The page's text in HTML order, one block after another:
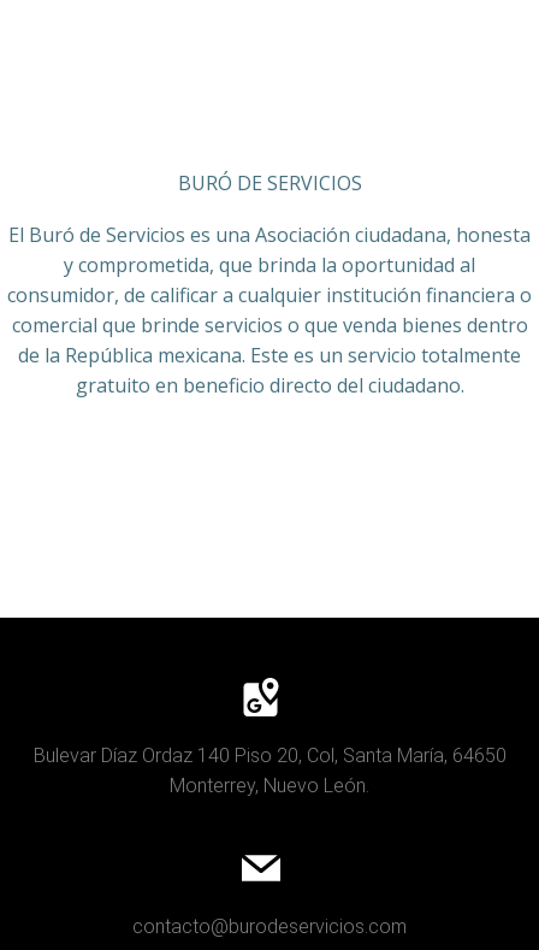
BURÓ DE SERVICIOS
El Buró de Servicios es una Asociación ciudadana, honesta
y comprometida, que brinda la oportunidad al
consumidor, de calificar a cualquier institución financiera o
comercial que brinde servicios o que venda bienes dentro
de la República mexicana. Este es un servicio totalmente
gratuito en beneficio directo del ciudadano.
Bulevar Díaz Ordaz 140 Piso 20, Col, Santa María, 64650
Monterrey, Nuevo León.
contacto@burodeservicios.com